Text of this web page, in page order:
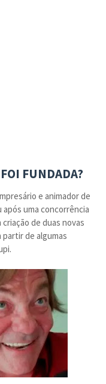
FUNDADA?
e animador de
uma concorrência
de duas novas
de algumas